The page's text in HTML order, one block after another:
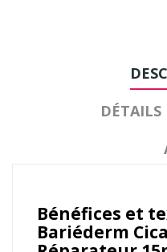
Bénéfices et
Bariéderm